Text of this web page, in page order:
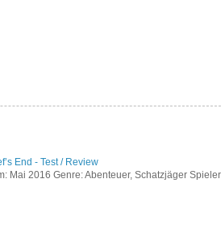
End - Test / Review
Mai 2016 Genre: Abenteuer, Schatzjäger